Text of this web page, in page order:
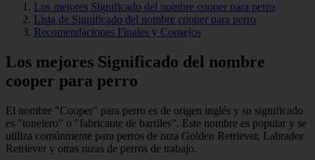
Los mejores Significado del nombre cooper para perro
Lista de Significado del nombre cooper para perro
Recomendaciones Finales y Consejos
Los mejores Significado del nombre
cooper para perro
El nombre "Cooper" para perro es de origen inglés y su significado
es "tonelero" o "fabricante de barriles". Este nombre es popular y se
utiliza comúnmente para perros de raza Golden Retriever, Labrador
Retriever y otras razas de perros de trabajo.